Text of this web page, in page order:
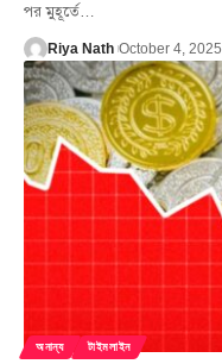
পর মুহূর্তে…
Riya Nath October 4, 2025
অনান্য টাইমলাইন